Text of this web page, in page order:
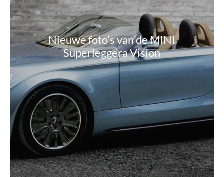
Nieuwe foto’s van de MINI
Superleggera Vision